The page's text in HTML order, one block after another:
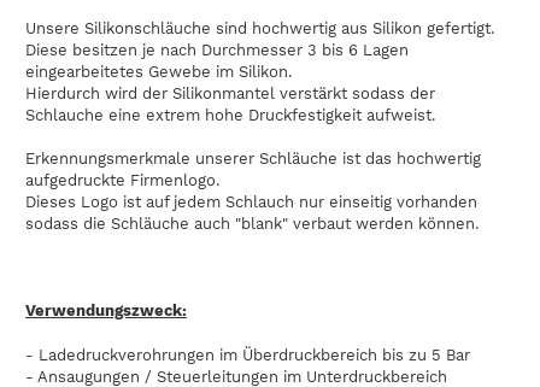
Unsere Silikonschläuche sind hochwertig aus Silikon gefertigt.
Diese besitzen je nach Durchmesser 3 bis 6 Lagen
eingearbeitetes Gewebe im Silikon.
Hierdurch wird der Silikonmantel verstärkt sodass der
Schlauche eine extrem hohe Druckfestigkeit aufweist.
Erkennungsmerkmale unserer Schläuche ist das hochwertig
aufgedruckte Firmenlogo.
Dieses Logo ist auf jedem Schlauch nur einseitig vorhanden
sodass die Schläuche auch "blank" verbaut werden können.
Verwendungszweck:
- Ladedruckverohrungen im Überdruckbereich bis zu 5 Bar
- Ansaugungen / Steuerleitungen im Unterdruckbereich